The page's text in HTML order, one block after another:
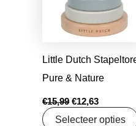
Little Dutch
Pure & Nature
€15,99 €12,63
Selecteer opties